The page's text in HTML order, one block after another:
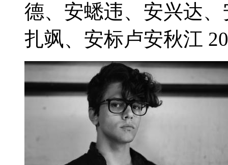
德、安蟋违、安兴达
扎飒、安标卢安秋江